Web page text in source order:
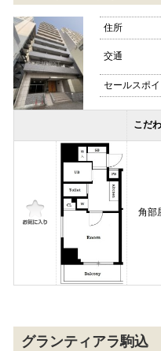
住所
交通
セールスポ
こだ
角部
グランティアラ駒込